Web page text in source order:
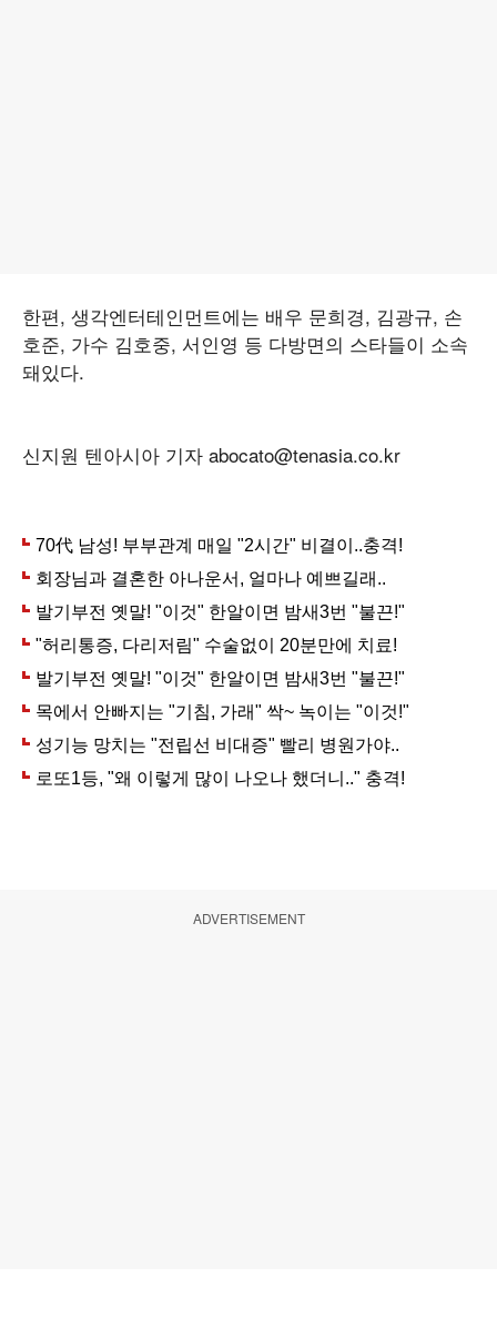
한편, 생각엔터테인먼트에는 배우 문희경, 김광규, 손
호준, 가수 김호중, 서인영 등 다방면의 스타들이 소속
돼있다.
신지원 텐아시아 기자 abocato@tenasia.co.kr
ADVERTISEMENT